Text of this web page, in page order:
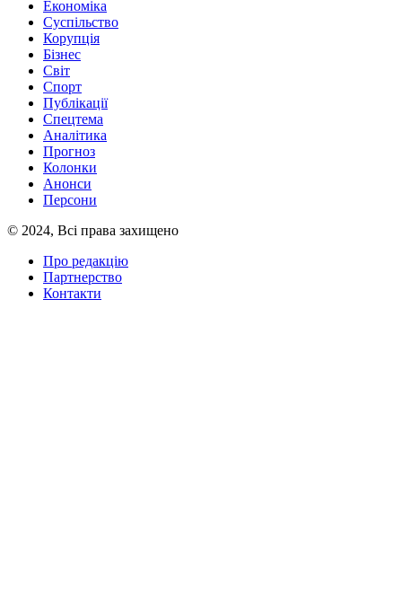
Економіка
Суспільство
Корупція
Бізнес
Світ
Спорт
Публікації
Спецтема
Аналітика
Прогноз
Колонки
Анонси
Персони
© 2024, Всі права захищено
Про редакцію
Партнерство
Контакти